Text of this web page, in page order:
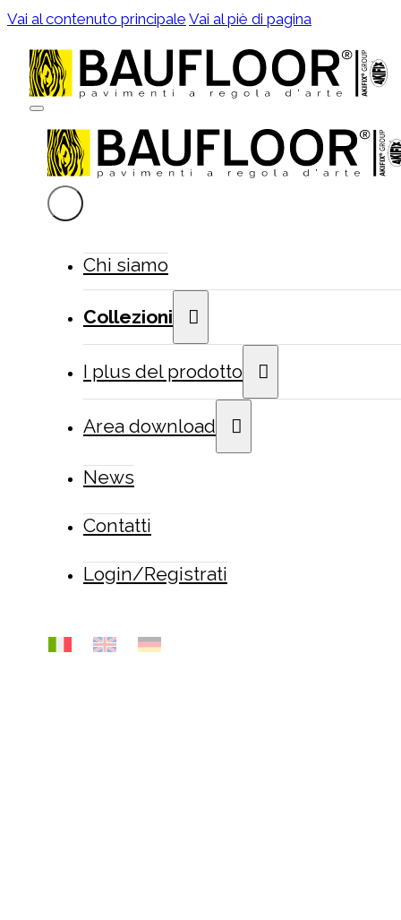
Vai al contenuto principale Vai al piè di pagina
Chi siamo
Collezioni
I plus del prodotto
Area download
News
Contatti
Login/Registrati